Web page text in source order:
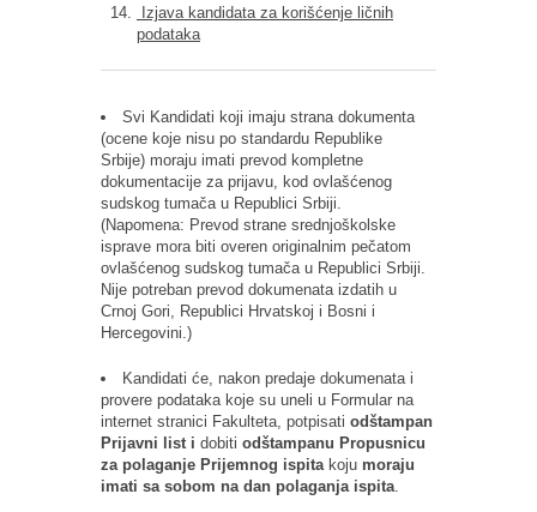
Izjava kandidata za korišćenje ličnih
podataka
Svi Kandidati koji imaju strana dokumenta
(ocene koje nisu po standardu Republike
Srbije) moraju imati prevod kompletne
dokumentacije za prijavu, kod ovlašćenog
sudskog tumača u Republici Srbiji.
(Napomena: Prevod strane srednjoškolske
isprave mora biti overen originalnim pečatom
ovlašćenog sudskog tumača u Republici Srbiji.
Nije potreban prevod dokumenata izdatih u
Crnoj Gori, Republici Hrvatskoj i Bosni i
Hercegovini.)
Kandidati će, nakon predaje dokumenata i
provere podataka koje su uneli u Formular na
internet stranici Fakulteta, potpisati odštampan
Prijavni list i dobiti odštampanu Propusnicu
za polaganje Prijemnog ispitakoju moraju
imati sa sobom na dan polaganja ispita.